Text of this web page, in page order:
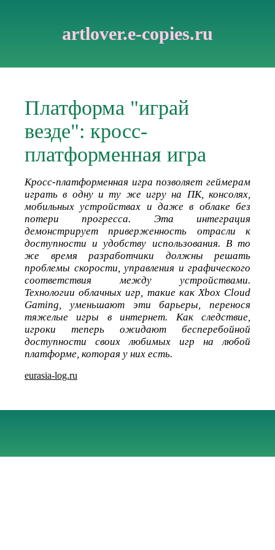
artlover.e-copies.ru
Платформа "играй
везде": кросс-
платформенная игра
Кросс-платформенная игра позволяет геймерам
играть в одну и ту же игру на ПК, консолях,
мобильных устройствах и даже в облаке без
потери прогресса. Эта интеграция
демонстрирует приверженность отрасли к
доступности и удобству использования. В то
же время разработчики должны решать
проблемы скорости, управления и графического
соответствия между устройствами.
Технологии облачных игр, такие как Xbox Cloud
Gaming, уменьшают эти барьеры, перенося
тяжелые игры в интернет. Как следствие,
игроки теперь ожидают бесперебойной
доступности своих любимых игр на любой
платформе, которая у них есть.
eurasia-log.ru